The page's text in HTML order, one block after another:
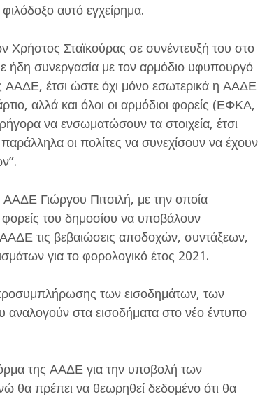
αυτό εγχείρημα.
Χρήστος Σταϊκούρας σε συνέντευξή του στο
ήδη συνεργασία με τον αρμόδιο υφυπουργό
ΑΑΔΕ, έτσι ώστε όχι μόνο εσωτερικά η ΑΑΔΕ
αλλά και όλοι οι αρμόδιοι φορείς (ΕΦΚΑ,
να ενσωματώσουν τα στοιχεία, έτσι
οι πολίτες να συνεχίσουν να έχουν
Γιώργου Πιτσιλή, με την οποία
φορείς του δημοσίου να υποβάλουν
τις βεβαιώσεις αποδοχών, συντάξεων,
για το φορολογικό έτος 2021.
των εισοδημάτων, των
στα εισοδήματα στο νέο έντυπο
της ΑΑΔΕ για την υποβολή των
θα πρέπει να θεωρηθεί δεδομένο ότι θα